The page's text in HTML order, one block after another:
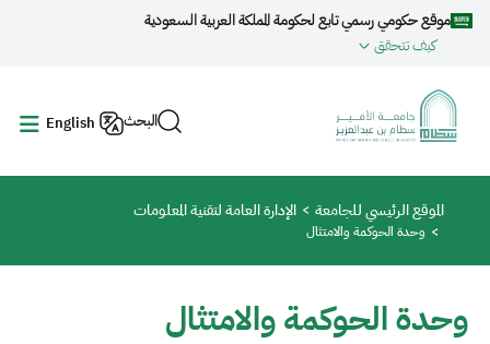
تجاوز إلى المحتوى الرئيسي
موقع حكومي رسمي تابع لحكومة المملكة العربية السعودية
كيف تتحقق
البحث English
مسار التنقل
الموقع الرئيسي للجامعة الإدارة العامة لتقنية المعلومات
وحدة الحوكمة والامتثال
وحدة الحوكمة والامتثال